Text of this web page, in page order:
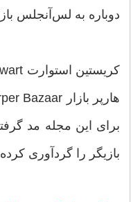
دوباره به لس‌آنجلس
برای این مجله مد
بازیگر را گردآوری